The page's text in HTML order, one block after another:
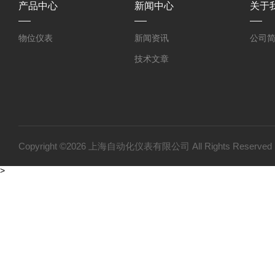
产品中心
物位仪表
新闻中心
新闻资讯
技术文章
关于
公司
Copyright ©2026 上海自动化仪表有限公司 All Rights
>